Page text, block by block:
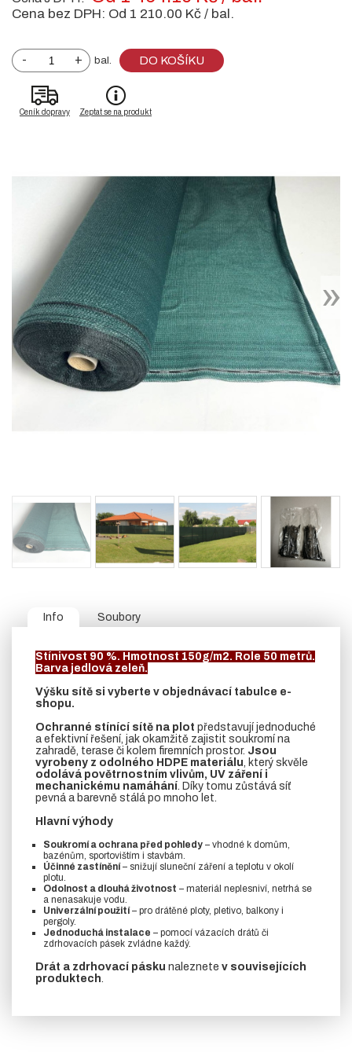
Cena bez DPH: Od 1 210.00 Kč / bal.
- + bal. DO KOŠÍKU
Ceník dopravy Zeptat se na produkt
Info Soubory
Stínivost 90 %. Hmotnost 150g/m2. Role 50 metrů.
Barva jedlová zeleň.
Výšku sítě si vyberte v objednávací tabulce e-
shopu.
Ochranné stínící sítě na plot představují jednoduché
a efektivní řešení, jak okamžitě zajistit soukromí na
zahradě, terase či kolem firemních prostor. Jsou
vyrobeny z odolného HDPE materiálu, který skvěle
odolává povětrnostním vlivům, UV záření i
mechanickému namáhání. Díky tomu zůstává síť
pevná a barevně stálá po mnoho let.
Hlavní výhody
Soukromí a ochrana před pohledy – vhodné k domům,
bazénům, sportovištím i stavbám.
Účinné zastínění– snižují sluneční záření a teplotu v okolí
plotu.
Odolnost a dlouhá životnost – materiál neplesniví, netrhá se
a nenasakuje vodu.
Univerzální použití– pro drátěné ploty, pletivo, balkony i
pergoly.
Jednoduchá instalace – pomocí vázacích drátů či
zdrhovacích pásek zvládne každý.
Drát a zdrhovací pásku naleznete v souvisejících
produktech.